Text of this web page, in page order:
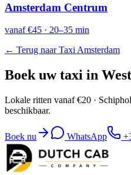
Amsterdam Centrum
vanaf€45 · 20–35 min
← Terug naar Taxi Amsterdam
Boek uw taxi in West
Lokale ritten vanaf €20 ·
beschikbaar.
Boek nu WhatsApp